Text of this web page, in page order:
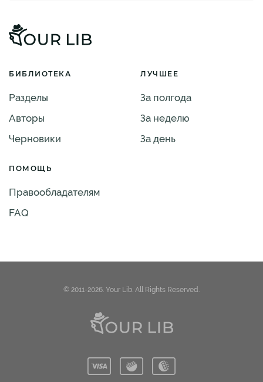
БИБЛИОТЕКА
Разделы
Авторы
Черновики
ЛУЧШЕЕ
За полгода
За неделю
За день
ПОМОЩЬ
Правообладателям
FAQ
© 2011-2026. Your Lib. All Rights Reserved.